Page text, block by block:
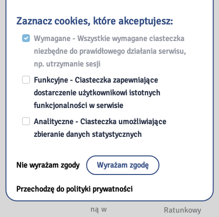
wszystkie
wydarzenia
wstęp jest
wolny,
jednak na
wybrane
zajęcia
obowiązują
wcześniejs
ze zapisy. 8
Ogólnopolskiego
Tygodnia
więcej »
tegoroczny
Bibliotek
2025, a
wraz z nim
zakończyły
się
poszukiwa
nia
„kamieni
zorganizow
ane przez
Bibliotekę
Pedagogicz
ną w
W ramach
Tygodnia
zorganizow
Ratunkowy
Zaznacz cookies, które akceptujesz:
Wymagane - Wszystkie wymagane ciasteczka
niezbędne do prawidłowego działania serwisu,
np. utrzymanie sesji
Funkcyjne - Ciasteczka zapewniające
dostarczenie użytkownikowi istotnych
funkcjonalności w serwisie
Analityczne - Ciasteczka umożliwiające
zbieranie danych statystycznych
Nie wyrażam zgody Wyrażam zgodę
Przechodzę do polityki prywatności